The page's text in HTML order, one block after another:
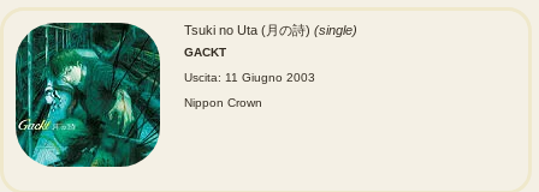
Tsuki no Uta (月の詩) (single)
GACKT
Uscita: 11 Giugno 2003
Nippon Crown